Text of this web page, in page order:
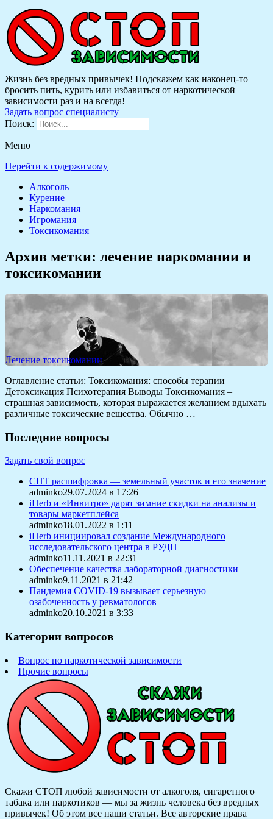
Жизнь без вредных привычек! Подскажем как наконец-то
бросить пить, курить или избавиться от наркотической
зависимости раз и на всегда!
Задать вопрос специалисту
Поиск:
Меню
Перейти к содержимому
Алкоголь
Курение
Наркомания
Игромания
Токсикомания
Архив метки: лечение наркомании и
токсикомании
Лечение токсикомании
Оглавление статьи: Токсикомания: способы терапии
Детоксикация Психотерапия Выводы Токсикомания –
страшная зависимость, которая выражается желанием вдыхать
различные токсические вещества. Обычно …
Последние вопросы
Задать свой вопрос
СНТ расшифровка — земельный участок и его значение
adminko29.07.2024 в 17:26
iHerb и «Инвитро» дарят зимние скидки на анализы и
товары маркетплейса
adminko18.01.2022 в 1:11
iHerb инициировал создание Международного
исследовательского центра в РУДН
adminko11.11.2021 в 22:31
Обеспечение качества лабораторной диагностики
adminko9.11.2021 в 21:42
Пандемия COVID-19 вызывает серьезную
озабоченность у ревматологов
adminko20.10.2021 в 3:33
Категории вопросов
Вопрос по наркотической зависимости
Прочие вопросы
Скажи СТОП любой зависимости от алкоголя, сигаретного
табака или наркотиков — мы за жизнь человека без вредных
привычек! Об этом все наши статьи. Все авторские права